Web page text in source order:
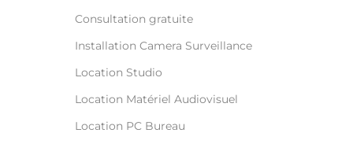
Consultation gratuite
Installation Camera Surveillance
Location Studio
Location Matériel Audiovisuel
Location PC Bureau